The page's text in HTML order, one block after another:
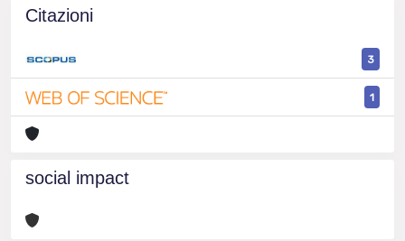
Citazioni
3
1
social impact